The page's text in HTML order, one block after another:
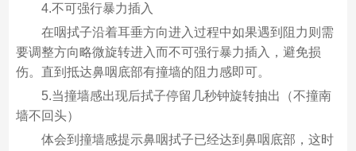
4.不可强行暴力插入
在咽拭子沿着耳垂方向进入过程中如果遇到阻力则需
要调整方向略微旋转进入而不可强行暴力插入，避免损
伤。直到抵达鼻咽底部有撞墙的阻力感即可。
5.当撞墙感出现后拭子停留几秒钟旋转抽出（不撞南
墙不回头）
体会到撞墙感提示鼻咽拭子已经达到鼻咽底部，这时